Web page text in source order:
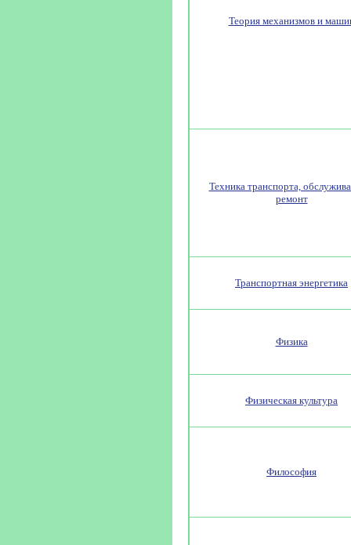
Теория механизмов и
Техника транспорта,
ремонт
Транспортная энергетика
Физика
Физическая культура
Философия